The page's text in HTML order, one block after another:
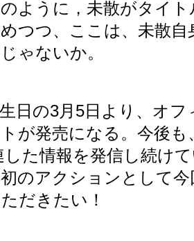
ように，未散がタイ
つつ、ここは、未散
ゃないか。
日の3月 5日より、オ
が発売になる。今後も
した情報を発信し続け
のアクションとして
だきたい！